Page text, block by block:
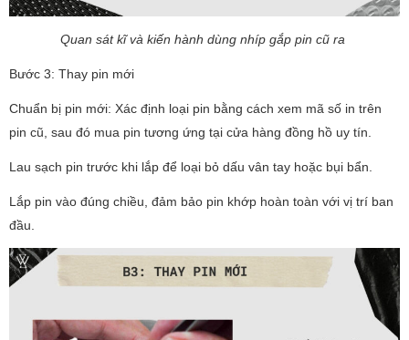
Quan sát kĩ và kiến hành dùng nhíp gắp pin cũ ra
Bước 3: Thay pin mới
Chuẩn bị pin mới: Xác định loại pin bằng cách xem mã số in trên
pin cũ, sau đó mua pin tương ứng tại cửa hàng đồng hồ uy tín.
Lau sạch pin trước khi lắp để loại bỏ dấu vân tay hoặc bụi bẩn.
Lắp pin vào đúng chiều, đảm bảo pin khớp hoàn toàn với vị trí ban
đầu.